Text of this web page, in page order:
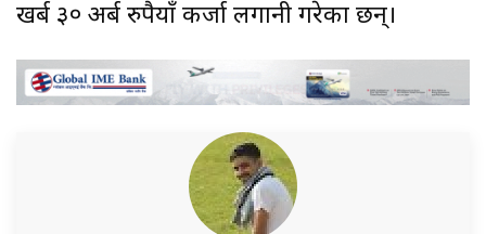
खर्ब ३० अर्ब रुपैयाँ कर्जा लगानी गरेका छन्।